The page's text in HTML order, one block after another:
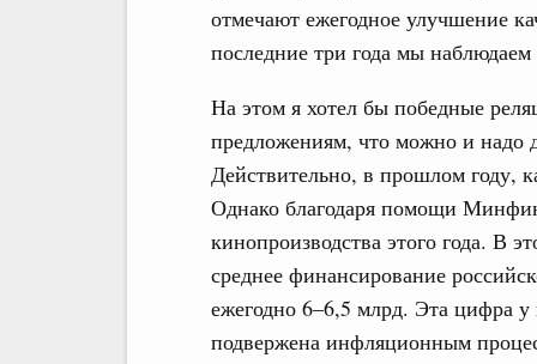
отмечают ежегодное улучшение
последние три года мы
На этом я хотел бы победные
предложениям, что можно и надо
Действительно, в прошлом году,
Однако благодаря помощи
кинопроизводства этого года. В
среднее финансирование
ежегодно 6–6,5 млрд. Эта цифра у
подвержена инфляционным